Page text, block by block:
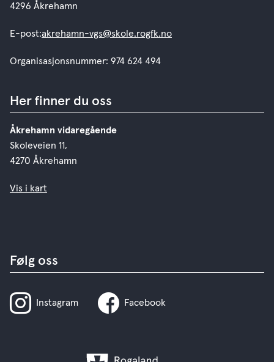
4296 Åkrehamn
E-post:akrehamn-vgs@skole.rogfk.no
Organisasjonsnummer: 974 624 494
Her finner du oss
Åkrehamn vidaregående
Skoleveien 11,
4270 Åkrehamn
Vis i kart
Følg oss
Instagram Facebook
Rogaland